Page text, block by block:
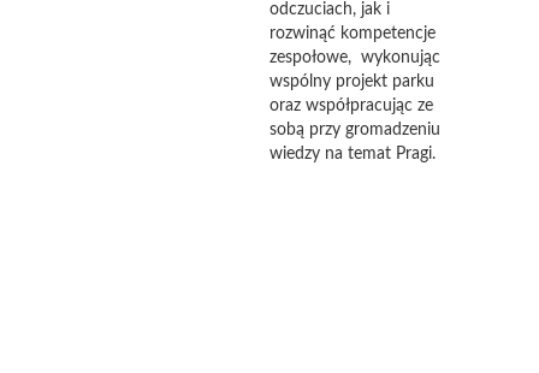
odczuciach, jak i
rozwinąć kompetencje
zespołowe, wykonując
wspólny projekt parku
oraz współpracując ze
sobą przy gromadzeniu
wiedzy na temat Pragi.